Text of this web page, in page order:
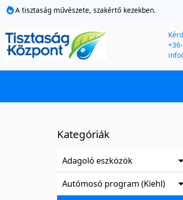
A tisztaság művészete, szakértő kezekben.
Kategóriák
Adagoló eszközök
Autómosó program (Kiehl)